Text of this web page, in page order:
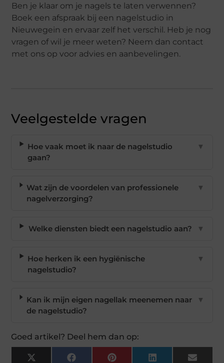
Ben je klaar om je nagels te laten verwennen?
Boek een afspraak bij een nagelstudio in
Nieuwegein en ervaar zelf het verschil. Heb je nog
vragen of wil je meer weten? Neem dan contact
met ons op voor advies en aanbevelingen.
Veelgestelde vragen
Hoe vaak moet ik naar de nagelstudio
gaan?
▼
Wat zijn de voordelen van professionele
nagelverzorging?
▼
Welke diensten biedt een nagelstudio aan? ▼
Hoe herken ik een hygiënische
nagelstudio?
▼
Kan ik mijn eigen nagellak meenemen naar
de nagelstudio?
▼
Goed artikel? Deel hem dan op: